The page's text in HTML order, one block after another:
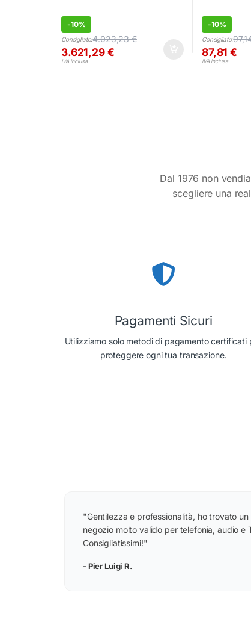
-10%
Consigliato:4.023,23€
3.621,29€
IVA inclusa
-10%
Consigliato:
87,81€
IVA inclusa
Dal 1976 non
scegliere una
Pagamenti Sicuri
Utilizziamo solo metodi di pagamento certificati
proteggere ogni tua transazione.
"Gentilezza e professionalità, ho trovato un
negozio molto valido per telefonia, audio e
Consigliatissimi!"
- Pier Luigi R.